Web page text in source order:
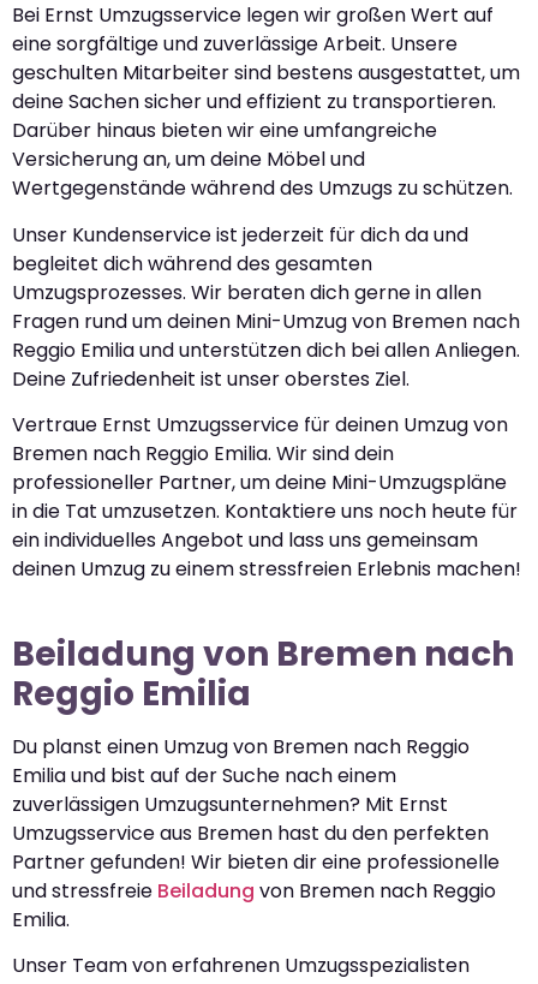
Bei Ernst Umzugsservice legen wir großen Wert auf
eine sorgfältige und zuverlässige Arbeit. Unsere
geschulten Mitarbeiter sind bestens ausgestattet, um
deine Sachen sicher und effizient zu transportieren.
Darüber hinaus bieten wir eine umfangreiche
Versicherung an, um deine Möbel und
Wertgegenstände während des Umzugs zu schützen.
Unser Kundenservice ist jederzeit für dich da und
begleitet dich während des gesamten
Umzugsprozesses. Wir beraten dich gerne in allen
Fragen rund um deinen Mini-Umzug von Bremen nach
Reggio Emilia und unterstützen dich bei allen Anliegen.
Deine Zufriedenheit ist unser oberstes Ziel.
Vertraue Ernst Umzugsservice für deinen Umzug von
Bremen nach Reggio Emilia. Wir sind dein
professioneller Partner, um deine Mini-Umzugspläne
in die Tat umzusetzen. Kontaktiere uns noch heute für
ein individuelles Angebot und lass uns gemeinsam
deinen Umzug zu einem stressfreien Erlebnis machen!
Beiladung von Bremen nach
Reggio Emilia
Du planst einen Umzug von Bremen nach Reggio
Emilia und bist auf der Suche nach einem
zuverlässigen Umzugsunternehmen? Mit Ernst
Umzugsservice aus Bremen hast du den perfekten
Partner gefunden! Wir bieten dir eine professionelle
und stressfreie Beiladung von Bremen nach Reggio
Emilia.
Unser Team von erfahrenen Umzugsspezialisten